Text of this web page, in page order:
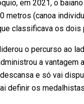
em 2021, o
metros (canoa
classificava os
o percurso ao
a vantagem
e só vai
definir os